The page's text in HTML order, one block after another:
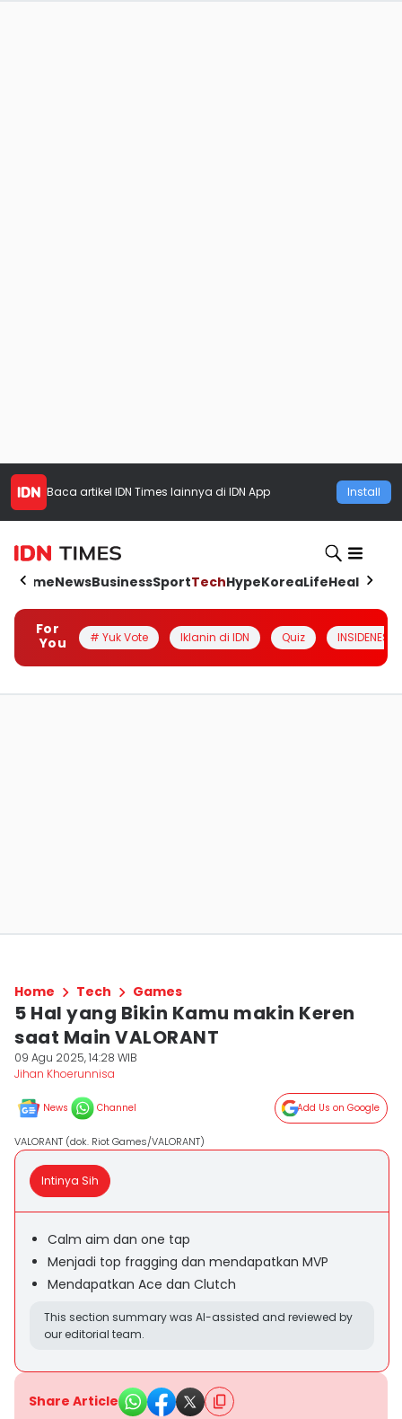
Baca artikel IDN Times lainnya di IDN App Install
HomeNewsBusinessSportTechHypeKoreaLifeHealth
For
You
# Yuk Vote Iklanin di IDN Quiz INSIDENESIA
Home Tech Games
5 Hal yang Bikin Kamu makin Keren
saat Main VALORANT
09 Agu 2025, 14:28 WIB
Jihan Khoerunnisa
News Channel Add Us on Google
VALORANT (dok. Riot Games/VALORANT)
Intinya Sih
Calm aim dan one tap
Menjadi top fragging dan mendapatkan MVP
Mendapatkan Ace dan Clutch
This section summary was AI-assisted and reviewed by
our editorial team.
Share Article